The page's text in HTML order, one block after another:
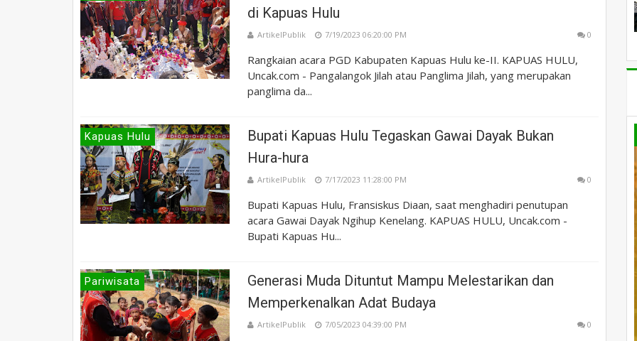
di Kapuas Hulu
ArtikelPublik 7/19/2023 06:20:00 PM 0
Rangkaian acara PGD Kabupaten Kapuas Hulu ke-II. KAPUAS HULU,
Uncak.com - Pangalangok Jilah atau Panglima Jilah, yang merupakan
panglima da...
Kapuas Hulu
Bupati Kapuas Hulu Tegaskan Gawai Dayak Bukan
Hura-hura
ArtikelPublik 7/17/2023 11:28:00 PM 0
Bupati Kapuas Hulu, Fransiskus Diaan, saat menghadiri penutupan
acara Gawai Dayak Ngihup Kenelang. KAPUAS HULU, Uncak.com -
Bupati Kapuas Hu...
Pariwisata
Generasi Muda Dituntut Mampu Melestarikan dan
Memperkenalkan Adat Budaya
ArtikelPublik 7/05/2023 04:39:00 PM 0